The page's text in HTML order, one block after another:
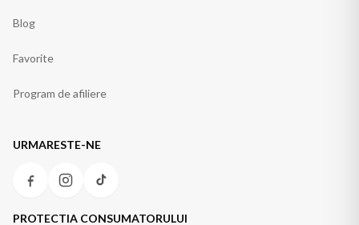
Blog
Favorite
Program de afiliere
URMARESTE-NE
PROTECTIA CONSUMATORULUI